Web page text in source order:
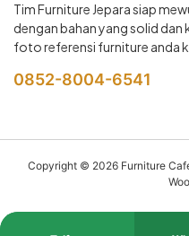
Tim Furniture Jepara siap
dengan bahan yang solid
foto referensi furniture anda
0852-8004-6541
Copyright © 2026 Furniture